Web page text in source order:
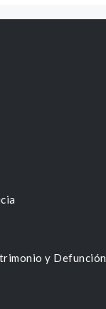
y Defunción